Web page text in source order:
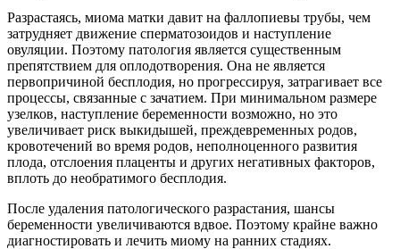
Разрастаясь, миома матки давит на фаллопиевы трубы, чем
затрудняет движение сперматозоидов и наступление
овуляции. Поэтому патология является существенным
препятствием для оплодотворения. Она не является
первопричиной бесплодия, но прогрессируя, затрагивает все
процессы, связанные с зачатием. При минимальном размере
узелков, наступление беременности возможно, но это
увеличивает риск выкидышей, преждевременных родов,
кровотечений во время родов, неполноценного развития
плода, отслоения плаценты и других негативных факторов,
вплоть до необратимого бесплодия.
После удаления патологического разрастания, шансы
беременности увеличиваются вдвое. Поэтому крайне важно
диагностировать и лечить миому на ранних стадиях.